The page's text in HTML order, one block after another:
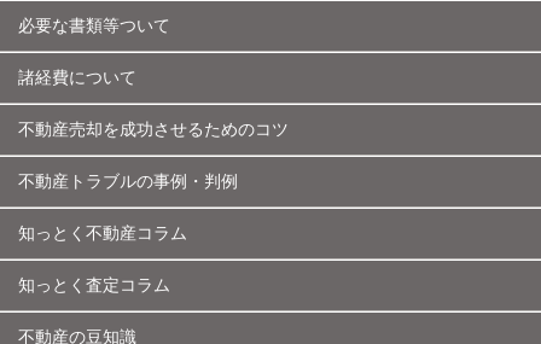
必要な書類等ついて
諸経費について
不動産売却を成功させるためのコツ
不動産トラブルの事例・判例
知っとく不動産コラム
知っとく査定コラム
不動産の豆知識